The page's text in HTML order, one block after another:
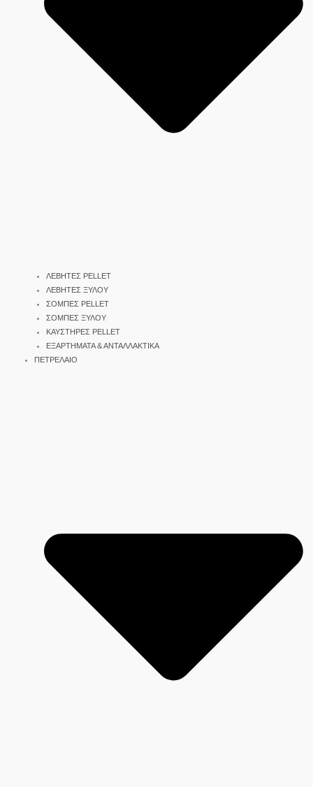
ΛΕΒΗΤΕΣ PELLET
ΛΕΒΗΤΕΣ ΞΥΛΟΥ
ΣΟΜΠΕΣ PELLET
ΣΟΜΠΕΣ ΞΥΛΟΥ
ΚΑΥΣΤΗΡΕΣ PELLET
ΕΞΑΡΤΗΜΑΤΑ & ΑΝΤΑΛΛΑΚΤΙΚΑ
ΠΕΤΡΕΛΑΙΟ